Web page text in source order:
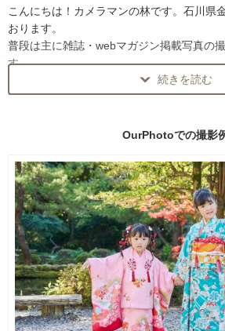
写真の仕上がりが素晴らしいものであるこ
言う『非日常』を楽しんで頂けるよう心が
また普段は商業写真の撮影がメインではあ
つ父親ですので子供写真や家族写真の撮影
パパ・ママ目線で、お子様の一瞬の表情を
あなたにとって記念日は色々あると思いま
お気軽にご連絡ください！
〜ご予約を検討されているお客様へ〜
・撮影時間
規定では１枠５０分となっておりますが、
には、もれなくどなたにも＋１０分の計６
だきます！
ご依頼いただいた方とのコミュニケーショ
きたいので、
できる限り、お客様お一人お一人の自然な
ています。
こんにちは！カメラマンの林です。石川県
おります。
普段は主に雑誌・webマガジン掲載写真の
す。
被写体は選ばず撮影し、お子様からの記念
の技術でお応えします。
最高の一枚を撮る為に、撮影前にきちんと
ますので、まずはどんな小さな事でも教え
撮影中もきちんと画像を確認して頂きなが
「こんなずじゃなかった」はありません！
ロならではのアドバイスや提案も可能です
い。
活動実績
続きを読む
OurPhotoでの撮影